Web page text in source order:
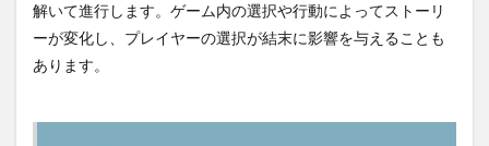
解いて進行します。ゲーム内の選択や行動によってストーリ
ーが変化し、プレイヤーの選択が結末に影響を与えることも
あります。